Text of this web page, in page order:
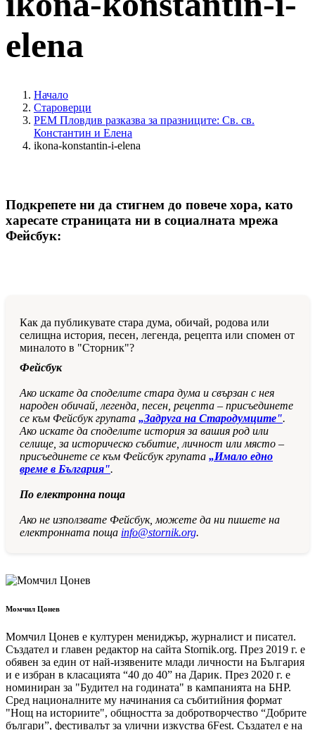
elena
Начало
Староверци
РЕМ Пловдив разказва за празниците: Св. св.
Константин и Елена
ikona-konstantin-i-elena
Подкрепете ни да стигнем до повече хора, като
харесате страницата ни в социалната мрежа
Фейсбук:
Как да публикувате стара дума, обичай, родова или
селищна история, песен, легенда, рецепта или спомен от
миналото в "Сторник"?
Фейсбук
Ако искате да споделите стара дума и свързан с нея
народен обичай, легенда, песен, рецепта – присъединете
се към Фейсбук групата „Задруга на Стародумците".
Ако искате да споделите история за вашия род или
селище, за историческо събитие, личност или място –
присъединете се към Фейсбук групата „Имало едно
време в България".
По електронна поща
Ако не използвате Фейсбук, можете да ни пишете на
електронната поща info@stornik.org.
Момчил Цонев
Момчил Цонев е културен мениджър, журналист и писател.
Създател и главен редактор на сайта Stornik.org. През 2019 г. е
обявен за един от най-изявените млади личности на България
и е избран в класацията “40 до 40” на Дарик. През 2020 г. е
номиниран за "Будител на годината" в кампанията на БНР.
Сред националните му начинания са събитийния формат
"Нощ на историите", общността за добротворчество “Добрите
българи”, фестивалът за улични изкуства 6Fest. Създател е на